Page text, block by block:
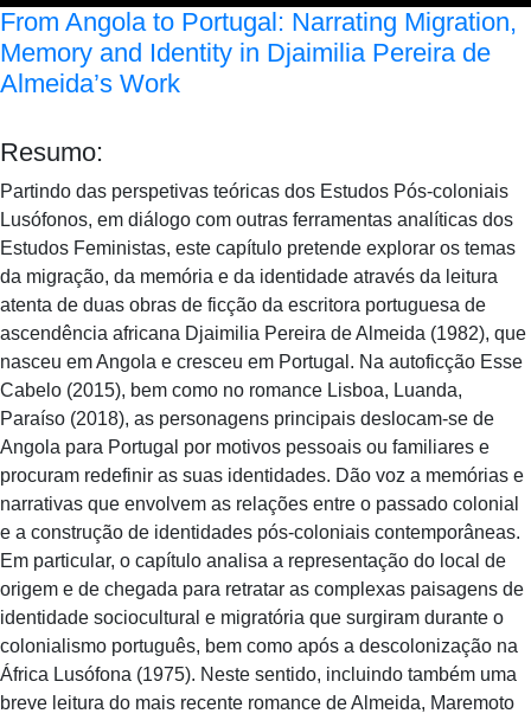
From Angola to Portugal: Narrating Migration,
Memory and Identity in Djaimilia Pereira de
Almeida’s Work
Resumo:
Partindo das perspetivas teóricas dos Estudos Pós-coloniais
Lusófonos, em diálogo com outras ferramentas analíticas dos
Estudos Feministas, este capítulo pretende explorar os temas
da migração, da memória e da identidade através da leitura
atenta de duas obras de ficção da escritora portuguesa de
ascendência africana Djaimilia Pereira de Almeida (1982), que
nasceu em Angola e cresceu em Portugal. Na autoficção Esse
Cabelo (2015), bem como no romance Lisboa, Luanda,
Paraíso (2018), as personagens principais deslocam-se de
Angola para Portugal por motivos pessoais ou familiares e
procuram redefinir as suas identidades. Dão voz a memórias e
narrativas que envolvem as relações entre o passado colonial
e a construção de identidades pós-coloniais contemporâneas.
Em particular, o capítulo analisa a representação do local de
origem e de chegada para retratar as complexas paisagens de
identidade sociocultural e migratória que surgiram durante o
colonialismo português, bem como após a descolonização na
África Lusófona (1975). Neste sentido, incluindo também uma
breve leitura do mais recente romance de Almeida, Maremoto